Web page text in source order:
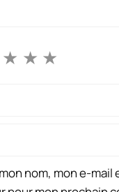
★
★
★
nom, mon e-mail